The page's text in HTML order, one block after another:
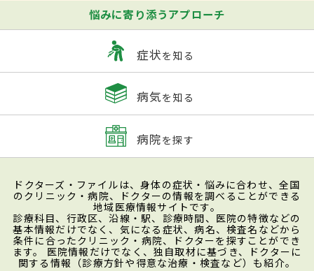
悩みに寄り添うアプローチ
症状を知る
病気を知る
病院を探す
ドクターズ・ファイルは、身体の症状・悩みに合わせ、全国
のクリニック・病院、ドクターの情報を調べることができる
地域医療情報サイトです。
診療科目、行政区、沿線・駅、診療時間、医院の特徴などの
基本情報だけでなく、気になる症状、病名、検査名などから
条件に合ったクリニック・病院、ドクターを探すことができ
ます。 医院情報だけでなく、独自取材に基づき、ドクターに
関する情報（診療方針や得意な治療・検査など）も紹介。